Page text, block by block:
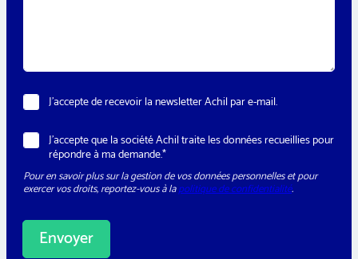
N
e
w
s
e
t
t
r
J’accepte de recevoir la newsletter Achil par e-mail.
R
G
D
*
J’accepte que la société Achil traite les données recueillies pour
répondre à ma demande.*
Pour en savoir plus sur la gestion de vos données personnelles et pour
exercer vos droits, reportez-vous à lapolitique de confidentialité.
Envoyer